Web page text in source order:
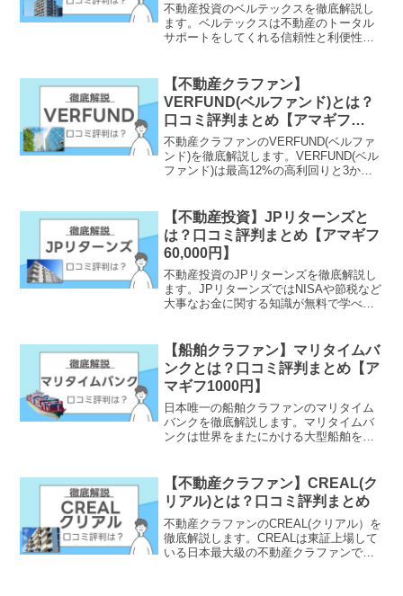
不動産投資のベルテックスを徹底解説し
ます。ベルテックスは不動産のトータル
サポートをしてくれる信頼性と利便性の
べます。また、お得なキャンペーンも実
施中です。
【不動産クラファン】
VERFUND(ベルファンド)とは？
口コミ評判まとめ【アマギフ
1000円】
不動産クラファンのVERFUND(ベルファ
ンド)を徹底解説します。VERFUND(ベル
ファンド)は最高12%の高利回りと3か月
サポートも受けられます。お得なキャン
ペーンも実施中です。
【不動産投資】JPリターンズと
は？口コミ評判まとめ【アマギフ
60,000円】
不動産投資のJPリターンズを徹底解説し
ます。JPリターンズではNISAや節税など
大事なお金に関する知識が無料で学べる
ておりニーズが高いです。お得なキャン
ペーンも実施中です。
【船舶クラファン】マリタイムバ
ンクとは？口コミ評判まとめ【ア
マギフ1000円】
日本唯一の船舶クラファンのマリタイム
バンクを徹底解説します。マリタイムバ
ンクは世界をまたにかける大型船舶を担
クの口コミ評判からキャンペーン情報も
お伝えします。
【不動産クラファン】CREAL(ク
リアル)とは？口コミ評判まとめ
不動産クラファンのCREAL(クリアル）を
徹底解説します。CREALは東証上場して
いる日本最大級の不動産クラファンで